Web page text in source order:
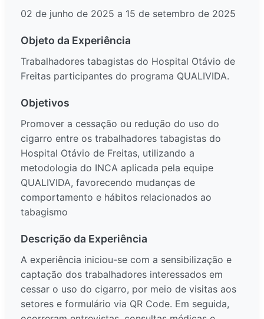
02 de junho de 2025 a 15 de setembro de 2025
Objeto da Experiência
Trabalhadores tabagistas do Hospital Otávio de
Freitas participantes do programa QUALIVIDA.
Objetivos
Promover a cessação ou redução do uso do
cigarro entre os trabalhadores tabagistas do
Hospital Otávio de Freitas, utilizando a
metodologia do INCA aplicada pela equipe
QUALIVIDA, favorecendo mudanças de
comportamento e hábitos relacionados ao
tabagismo
Descrição da Experiência
A experiência iniciou-se com a sensibilização e
captação dos trabalhadores interessados em
cessar o uso do cigarro, por meio de visitas aos
setores e formulário via QR Code. Em seguida,